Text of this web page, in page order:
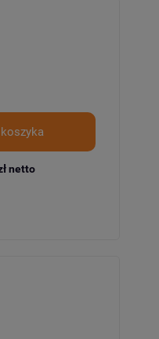
netto